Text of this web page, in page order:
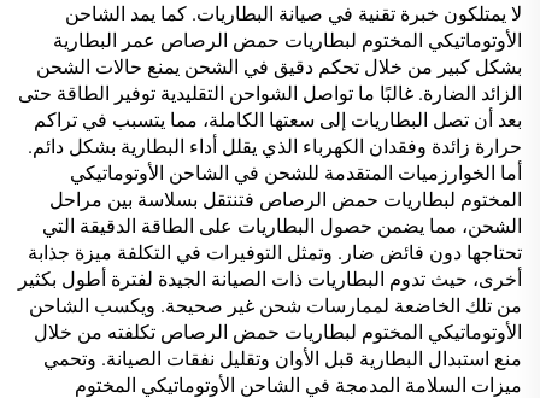
لا يمتلكون خبرة تقنية في صيانة البطاريات. كما يمد الشاحن
الأوتوماتيكي المختوم لبطاريات حمض الرصاص عمر البطارية
بشكل كبير من خلال تحكم دقيق في الشحن يمنع حالات الشحن
الزائد الضارة. غالبًا ما تواصل الشواحن التقليدية توفير الطاقة حتى
بعد أن تصل البطاريات إلى سعتها الكاملة، مما يتسبب في تراكم
حرارة زائدة وفقدان الكهرباء الذي يقلل أداء البطارية بشكل دائم.
أما الخوارزميات المتقدمة للشحن في الشاحن الأوتوماتيكي
المختوم لبطاريات حمض الرصاص فتنتقل بسلاسة بين مراحل
الشحن، مما يضمن حصول البطاريات على الطاقة الدقيقة التي
تحتاجها دون فائض ضار. وتمثل التوفيرات في التكلفة ميزة جذابة
أخرى، حيث تدوم البطاريات ذات الصيانة الجيدة لفترة أطول بكثير
من تلك الخاضعة لممارسات شحن غير صحيحة. ويكسب الشاحن
الأوتوماتيكي المختوم لبطاريات حمض الرصاص تكلفته من خلال
منع استبدال البطارية قبل الأوان وتقليل نفقات الصيانة. وتحمي
ميزات السلامة المدمجة في الشاحن الأوتوماتيكي المختوم